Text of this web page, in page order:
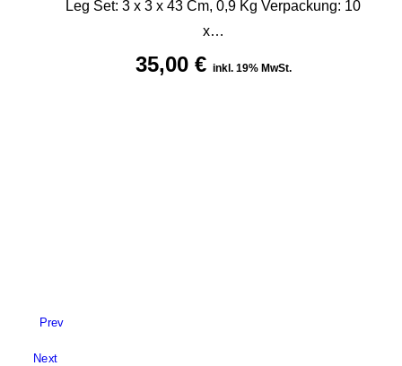
Leg Set: 3 x 3 x 43 Cm, 0,9 Kg Verpackung: 10
x…
35,00 € inkl. 19% MwSt.
Prev
Next